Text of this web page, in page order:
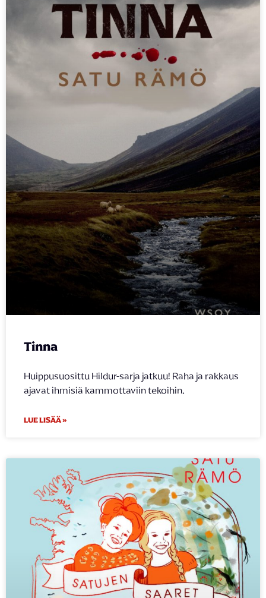
Tinna
Huippusuosittu Hildur-sarja jatkuu! Raha ja rakkaus
ajavat ihmisiä kammottaviin tekoihin.
LUE LISÄÄ »